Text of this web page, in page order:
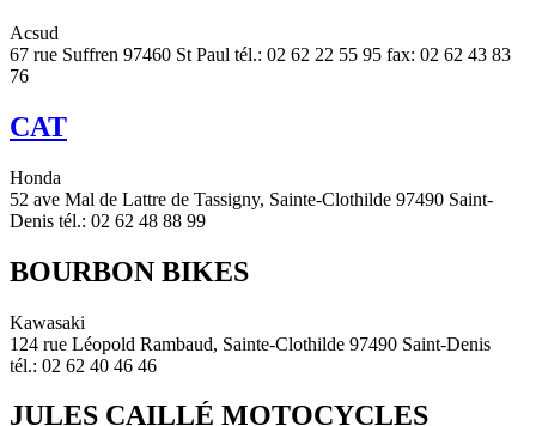
Acsud
67 rue Suffren 97460 St Paul tél.: 02 62 22 55 95 fax: 02 62 43 83
76
CAT
Honda
52 ave Mal de Lattre de Tassigny, Sainte-Clothilde 97490 Saint-
Denis tél.: 02 62 48 88 99
BOURBON BIKES
Kawasaki
124 rue Léopold Rambaud, Sainte-Clothilde 97490 Saint-Denis
tél.: 02 62 40 46 46
JULES CAILLÉ MOTOCYCLES